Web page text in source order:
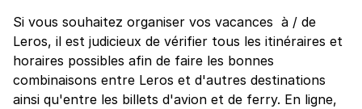
Si vous souhaitez organiser vos vacances à / de
Leros, il est judicieux de vérifier tous les itinéraires et
horaires possibles afin de faire les bonnes
combinaisons entre Leros et d'autres destinations
ainsi qu'entre les billets d'avion et de ferry. En ligne,